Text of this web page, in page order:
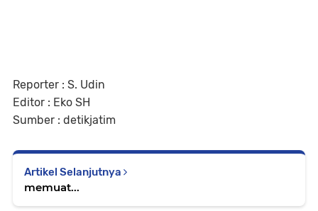
Reporter : S. Udin
Editor : Eko SH
Sumber : detikjatim
Artikel Selanjutnya
memuat...